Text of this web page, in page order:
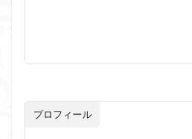
プロフィール